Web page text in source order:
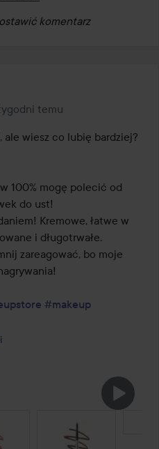
komentarz
Creator.
temu
został utworzony 3 tygodni
ale wiesz co lubię bardziej?
do ust!
Kremowe, łatwe w
i długotrwałe.
zareagować, bo moje
#makeup